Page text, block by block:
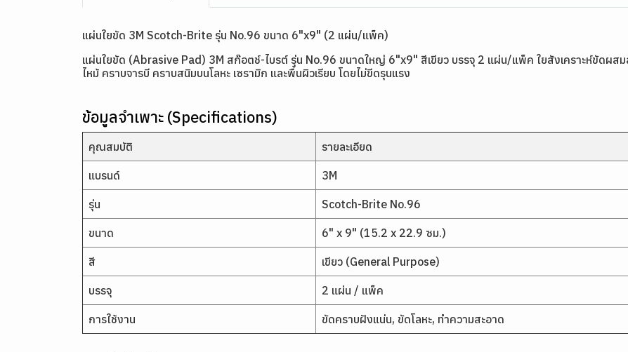
แผ่นใยขัด 3M Scotch-Brite รุ่น No.96 ขนาด 6"x9" (2 แผ่น/แพ็ค)
แผ่นใยขัด (Abrasive Pad) 3M สก๊อตช์-ไบรต์ รุ่น No.96 ขนาดใหญ่ 6"x9" สีเขียว บรรจุ 2 แผ่น/แพ็ค ใยสังเคราะห์ขัดผสม
ไหม้ คราบจารบี คราบสนิมบนโลหะ เซรามิก และพื้นผิวเรียบ โดยไม่ขีดรุนแรง
ข้อมูลจำเพาะ (Specifications)
คุณสมบัติ รายละเอียด
แบรนด์ 3M
รุ่น Scotch-Brite No.96
ขนาด 6" x 9" (15.2 x 22.9 ซม.)
สี เขียว (General Purpose)
บรรจุ 2 แผ่น / แพ็ค
การใช้งาน ขัดคราบฝังแน่น, ขัดโลหะ, ทำความสะอาด